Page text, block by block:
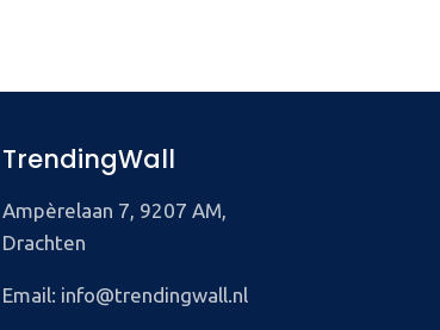
TrendingWall
Ampèrelaan 7, 9207 AM,
Drachten
Email: info@trendingwall.nl